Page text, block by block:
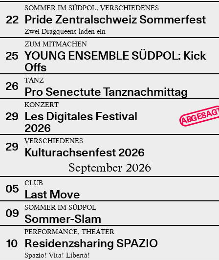
22
SOMMER IM SÜDPOL, VERSCHIEDENES
Pride Zentralschweiz Sommerfest
Zwei Dragqueens laden ein
25
ZUM MITMACHEN
YOUNG ENSEMBLE SÜDPOL: Kick
Offs
26
TANZ
Pro Senectute Tanznachmittag
29
KONZERT
Les Digitales Festival
2026
29 VERSCHIEDENES
Kulturachsenfest 2026
September 2026
05 CLUB
Last Move
09
SOMMER IM SÜDPOL
Sommer-Slam
10
PERFORMANCE, THEATER
Residenzsharing SPAZIO
Spazio! Vita! Libertà!